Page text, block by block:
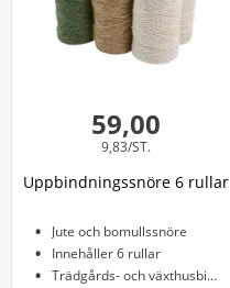
59,00
9,83/ST.
Uppbindningssnöre 6 rullar
Jute och bomullssnöre
Innehåller 6 rullar
Trädgårds- och växthusbindning